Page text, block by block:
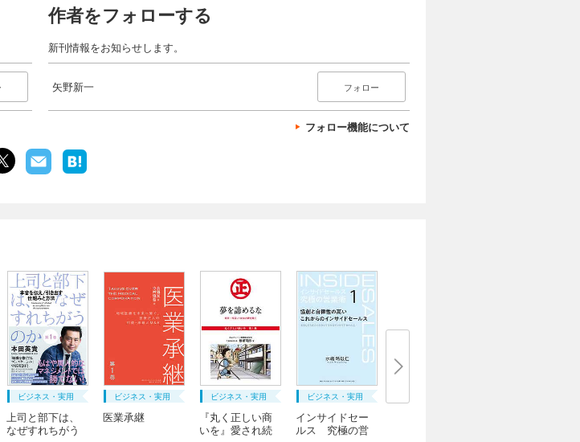
作者をフォローする
新刊情報をお知らせします。
矢野新一 フォロー
フォロー機能について
ビジネス・実用
上司と部下は、
なぜすれちがう
ビジネス・実用
医業承継
ビジネス・実用
『丸く正しい商
いを』愛され続
ビジネス・実用
インサイドセー
ルス 究極の営